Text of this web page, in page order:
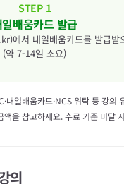
과 관련된 문의사항은
은 수료 여부와 관계없이 재수
STEP 1
일배움카드 발급
에서 내일배움카드를 발급받
(약 7-14일 소요)
내일배움카드·NCS 위탁 등 강의
을 참고하세요. 수료 기준 미달
의